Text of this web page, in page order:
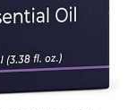
Et la
parfaite
de
quantités